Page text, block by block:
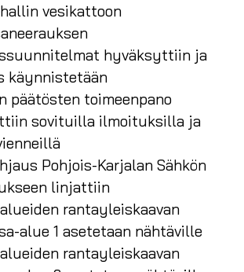
vesikattoon
hyväksyttiin ja
käynnistetään
päätösten toimeenpano
sovituilla ilmoituksilla ja
Pohjois-Karjalan Sähkön
linjattiin
rantayleiskaavan
alue 1 asetetaan nähtäville
rantayleiskaavan